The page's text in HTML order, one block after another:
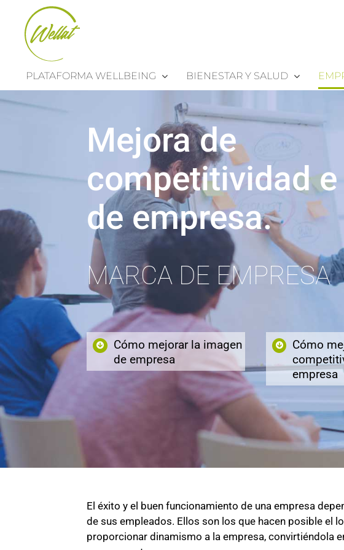
contenido
PLATAFORMA WELLBEING BIENESTAR Y SALUD
Mejora de
competitividad
de empresa.
MARCA DE EMPRESA
Cómo mejorar la imagen
de empresa
Cómo
empresa
El éxito y el buen funcionamiento de una empresa
de sus empleados. Ellos son los que hacen posible el
proporcionar dinamismo a la empresa, convirtiéndola